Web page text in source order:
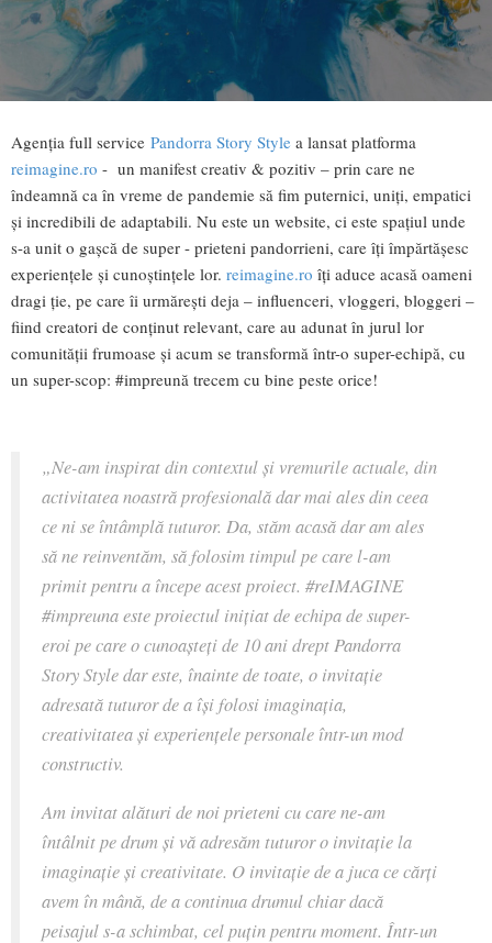
Agenția full service Pandorra Story Style a lansat platforma
reimagine.ro - un manifest creativ & pozitiv – prin care ne
îndeamnă ca în vreme de pandemie să fim puternici, uniți, empatici
și incredibili de adaptabili. Nu este un website, ci este spațiul unde
s-a unit o gașcă de super - prieteni pandorrieni, care îți împărtășesc
experiențele și cunoștințele lor. reimagine.ro îți aduce acasă oameni
dragi ție, pe care îi urmărești deja – influenceri, vloggeri, bloggeri –
fiind creatori de conținut relevant, care au adunat în jurul lor
comunității frumoase și acum se transformă într-o super-echipă, cu
un super-scop: #impreună trecem cu bine peste orice!
„Ne-am inspirat din contextul și vremurile actuale, din
activitatea noastră profesională dar mai ales din ceea
ce ni se întâmplă tuturor. Da, stăm acasă dar am ales
să ne reinventăm, să folosim timpul pe care l-am
primit pentru a începe acest proiect. #reIMAGINE
#impreuna este proiectul inițiat de echipa de super-
eroi pe care o cunoașteți de 10 ani drept Pandorra
Story Style dar este, înainte de toate, o invitație
adresată tuturor de a își folosi imaginația,
creativitatea și experiențele personale într-un mod
constructiv.
Am invitat alături de noi prieteni cu care ne-am
întâlnit pe drum și vă adresăm tuturor o invitație la
imaginație și creativitate. O invitație de a juca ce cărți
avem în mână, de a continua drumul chiar dacă
peisajul s-a schimbat, cel puțin pentru moment. Într-un